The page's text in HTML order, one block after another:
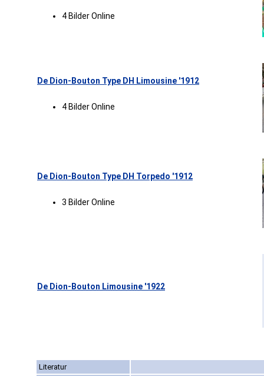
4 Bilder Online
De Dion-Bouton Type DH Limousine '1912
4 Bilder Online
De Dion-Bouton Type DH Torpedo '1912
3 Bilder Online
De Dion-Bouton Limousine '1922
Literatur